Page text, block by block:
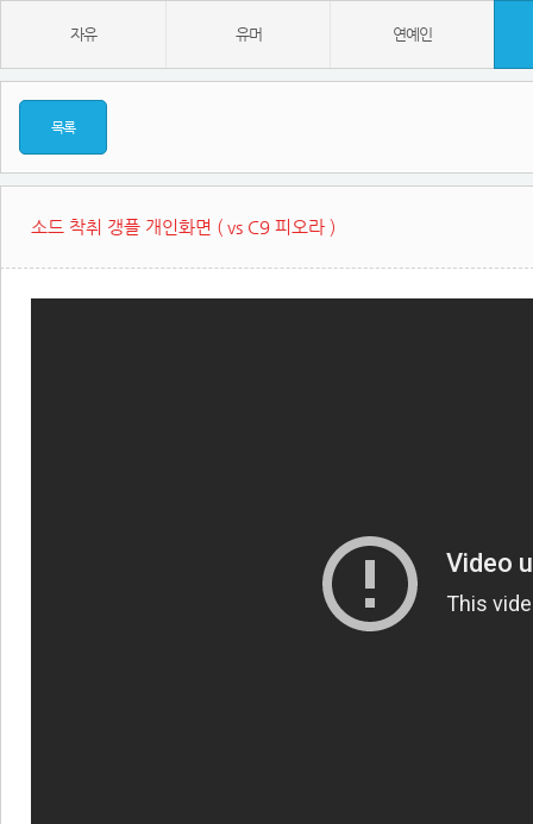
자유 유머 연예인
목록
소드 착취 갱플 개인화면 ( vs C9 피오라 )